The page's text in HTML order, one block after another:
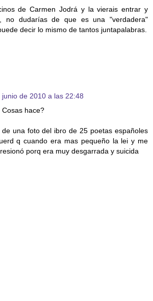
de Carmen Jodrá y la vierais entrar y
no dudarías de que es una "verdadera"
decir lo mismo de tantos juntapalabras.
junio de 2010 a las 22:48
hace?
una foto del ibro de 25 poetas españoles
q cuando era mas pequeño la lei y me
porq era muy desgarrada y suicida